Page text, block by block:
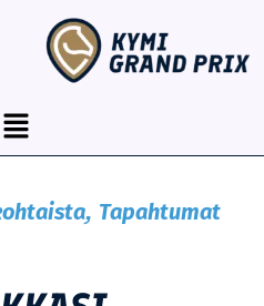
Menu
, Tapahtumat